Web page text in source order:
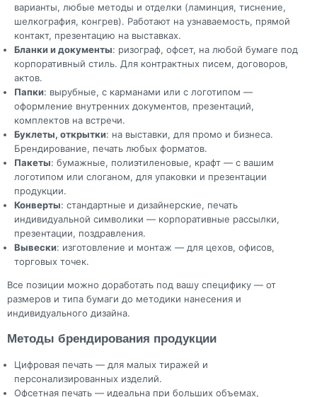
варианты, любые методы и отделки (ламинция, тиснение,
шелкография, конгрев). Работают на узнаваемость, прямой
контакт, презентацию на выставках.
Бланки и документы: ризограф, офсет, на любой бумаге под
корпоративный стиль. Для контрактных писем, договоров,
актов.
Папки: вырубные, с карманами или с логотипом —
оформление внутренних документов, презентаций,
комплектов на встречи.
Буклеты, открытки: на выставки, для промо и бизнеса.
Брендирование, печать любых форматов.
Пакеты: бумажные, полиэтиленовые, крафт — с вашим
логотипом или слоганом, для упаковки и презентации
продукции.
Конверты: стандартные и дизайнерские, печать
индивидуальной символики — корпоративные рассылки,
презентации, поздравления.
Вывески: изготовление и монтаж — для цехов, офисов,
торговых точек.
Все позиции можно доработать под вашу специфику — от
размеров и типа бумаги до методики нанесения и
индивидуального дизайна.
Методы брендирования продукции
Цифровая печать — для малых тиражей и
персонализированных изделий.
Офсетная печать — идеальна при больших объемах,